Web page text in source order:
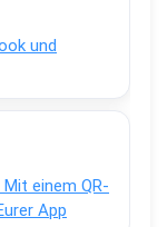
und
einem QR-
App